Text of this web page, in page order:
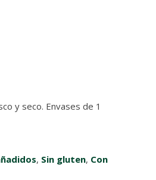
y seco. Envases de 1
, Sin gluten, Con